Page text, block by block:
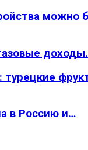
можно
турецкие
в Россию и…